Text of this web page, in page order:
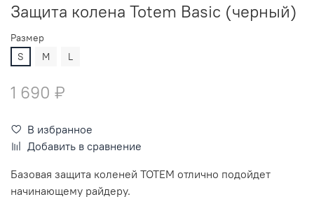
Защита колена Totem Basic (черный)
Размер
S
M L
1 690 ₽
В избранное
Добавить в сравнение
Базовая защита коленей TOTEM отлично подойдет
начинающему райдеру.